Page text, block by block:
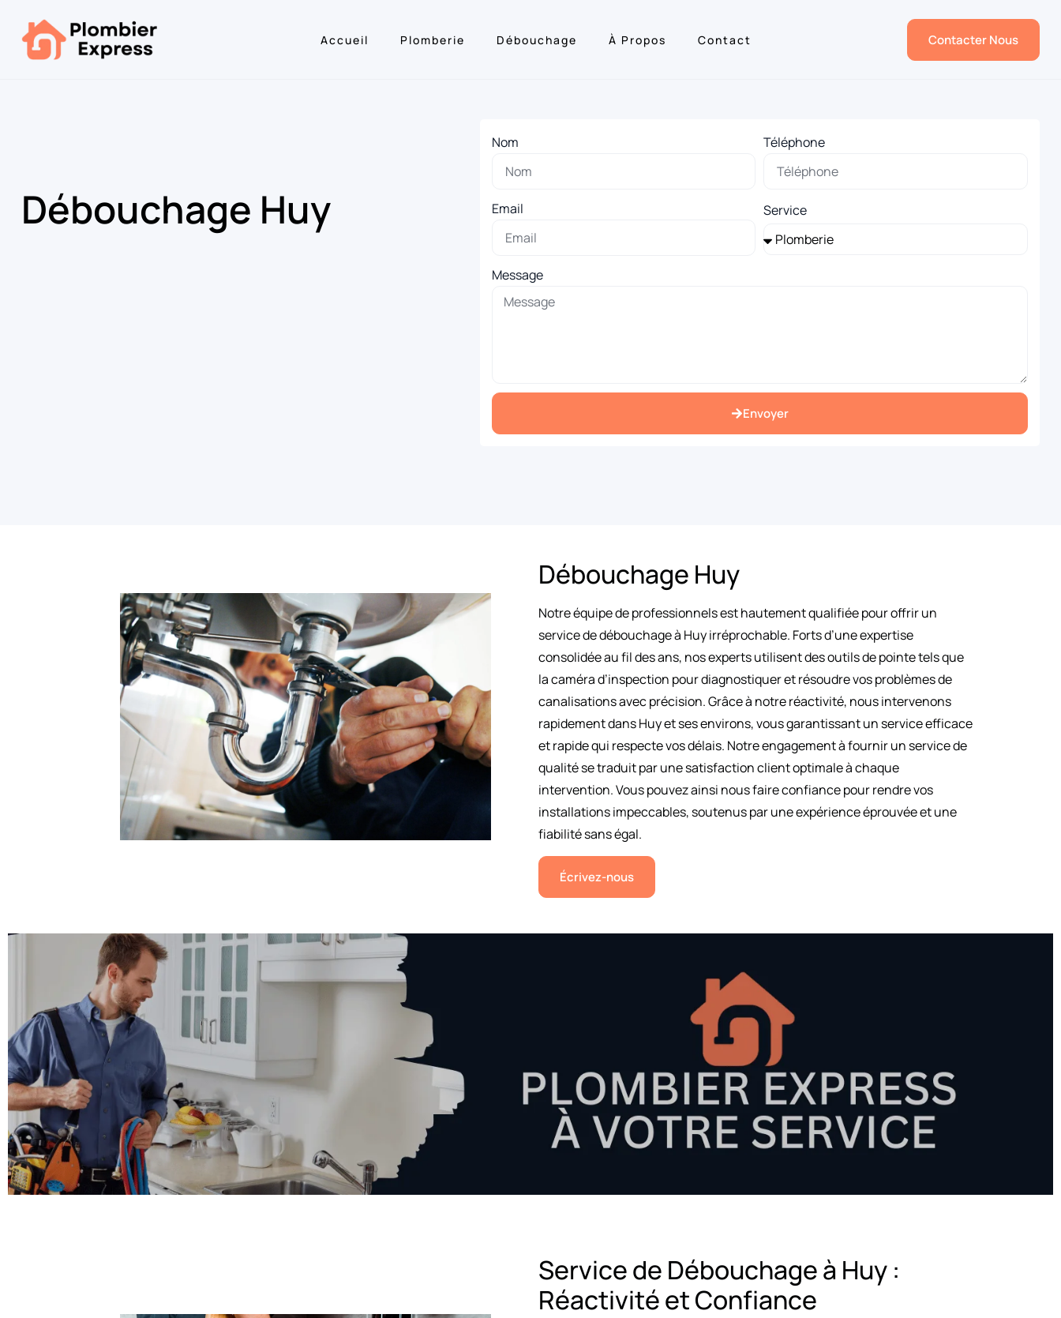
Accueil Plomberie Débouchage À Propos Contact Contacter Nous
Débouchage Huy
Nom Téléphone
Email Service
Message
Envoyer
Débouchage Huy
Notre équipe de professionnels est hautement qualifiée pour offrir un
service de débouchage à Huy irréprochable. Forts d’une expertise
consolidée au fil des ans, nos experts utilisent des outils de pointe tels que
la caméra d’inspection pour diagnostiquer et résoudre vos problèmes de
canalisations avec précision. Grâce à notre réactivité, nous intervenons
rapidement dans Huy et ses environs, vous garantissant un service efficace
et rapide qui respecte vos délais. Notre engagement à fournir un service de
qualité se traduit par une satisfaction client optimale à chaque
intervention. Vous pouvez ainsi nous faire confiance pour rendre vos
installations impeccables, soutenus par une expérience éprouvée et une
fiabilité sans égal.
Écrivez-nous
Service de Débouchage à Huy :
Réactivité et Confiance